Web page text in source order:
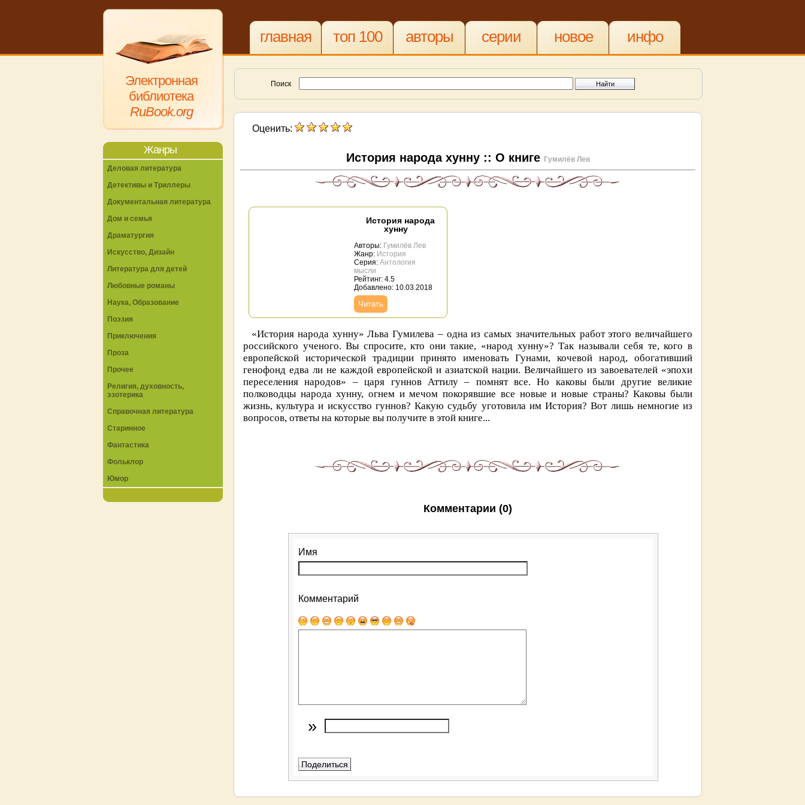
Электронная
библиотека
RuBook.org
главная топ 100 авторы серии новое инфо
Поиск
Оценить:
История народа хунну :: О книге Гумилёв Лев
История народа
хунну
Авторы: Гумилёв Лев
Жанр: История
Серия: Антология
мысли
Рейтинг: 4.5
Добавлено: 10.03.2018
Читать
«История народа хунну» Льва Гумилева – одна из самых значительных работ этого величайшего
российского ученого. Вы спросите, кто они такие, «народ хунну»? Так называли себя те, кого в
европейской исторической традиции принято именовать Гунами, кочевой народ, обогативший
генофонд едва ли не каждой европейской и азиатской нации. Величайшего из завоевателей «эпохи
переселения народов» – царя гуннов Аттилу – помнят все. Но каковы были другие великие
полководцы народа хунну, огнем и мечом покорявшие все новые и новые страны? Каковы были
жизнь, культура и искусство гуннов? Какую судьбу уготовила им История? Вот лишь немногие из
вопросов, ответы на которые вы получите в этой книге...
Комментарии (0)
Имя
Комментарий
»
Жанры
Деловая литература
Детективы и Триллеры
Документальная литература
Дом и семья
Драматургия
Искусство, Дизайн
Литература для детей
Любовные романы
Наука, Образование
Поэзия
Приключения
Проза
Прочее
Религия, духовность,
эзотерика
Справочная литература
Старинное
Фантастика
Фольклор
Юмор